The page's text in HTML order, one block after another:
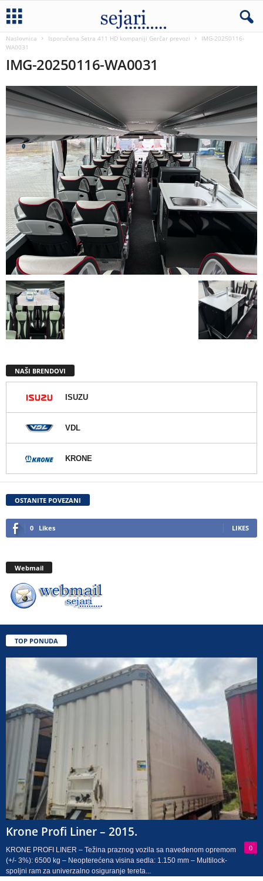
Naslovnica Isporučena Setra 411 HD kompaniji Gerčar prevozi
IMG-20250116-
WA0031
IMG-20250116-WA0031
NAŠI BRENDOVI
ISUZU
VDL
KRONE
OSTANITE POVEZANI
0 Likes LIKES
Webmail
TOP PONUDA
Krone Profi Liner – 2015.
0
KRONE PROFI LINER – Težina praznog vozila sa navedenom opremom
(+/- 3%): 6500 kg – Neopterećena visina sedla: 1.150 mm – Multilock-
spoljni ram za univerzalno osiguranje tereta...